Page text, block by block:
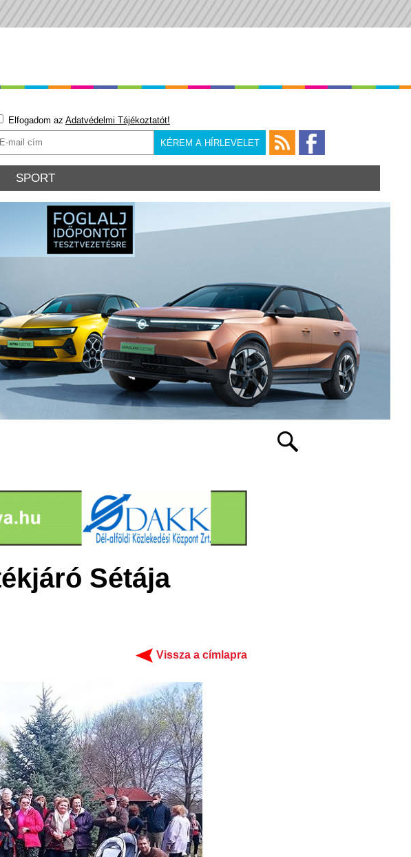
Elfogadom az Adatvédelmi Tájékoztatót!
SPORT
Sétája
Vissza a címlapra